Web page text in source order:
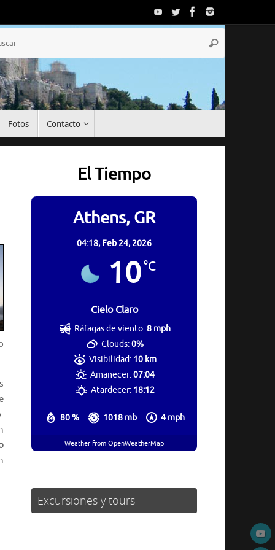
Buscar
Fotos Contacto
El Tiempo
Athens, GR
04:18, Feb 24, 2026
10°C
Cielo Claro
80 % 1018 mb 4 mph
Ráfagas de viento:8 mph
Clouds:0%
Visibilidad: 10 km
Amanecer:07:04
Atardecer: 18:12
Weather from OpenWeatherMap
Excursiones y tours